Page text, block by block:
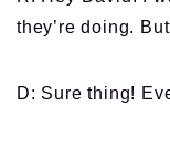
they’re doing.
D: Sure thing!